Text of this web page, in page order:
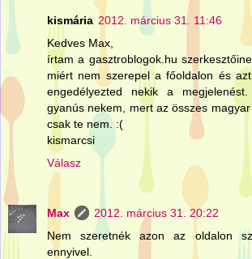
kismária 2012. március 31. 11:46
Kedves Max,
írtam a gasztroblogok.hu
miért nem szerepel a főoldalon és
engedélyezted nekik a
gyanús nekem, mert az összes
csak te nem. :(
kismarcsi
Válasz
Max
2012. március 31. 20:22
Nem szeretnék azon az oldalon
ennyivel.